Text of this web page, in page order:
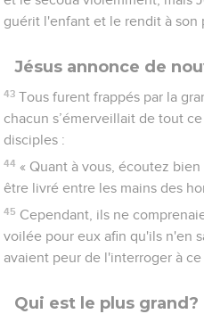
guérit l'enfant et le rendit à son
Jésus annonce de
43 Tous furent frappés par la
chacun s’émerveillait de tout
disciples :
44 « Quant à vous, écoutez
être livré entre les mains des
45 Cependant, ils ne
voilée pour eux afin qu'ils n'en
avaient peur de l'interroger à ce
Qui est le plus grand?